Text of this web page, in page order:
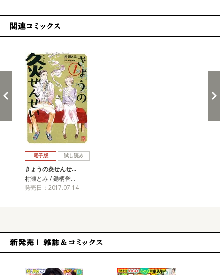
電子版 試し読み
きょうの灸せんせ…
村瀬とみ / 鋤柄誉…
発売日：2017.07.14